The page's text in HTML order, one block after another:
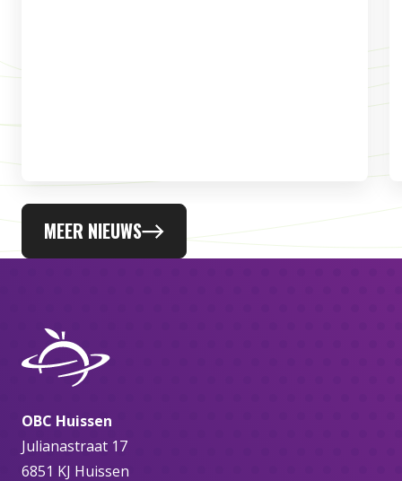
MEER NIEUWS
OBC Huissen
Julianastraat 17
6851 KJ Huissen